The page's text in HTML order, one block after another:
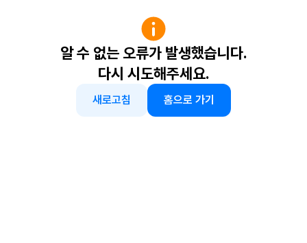
알 수 없는 오류가 발생했습니다.
다시 시도해주세요.
새로고침 홈으로 가기